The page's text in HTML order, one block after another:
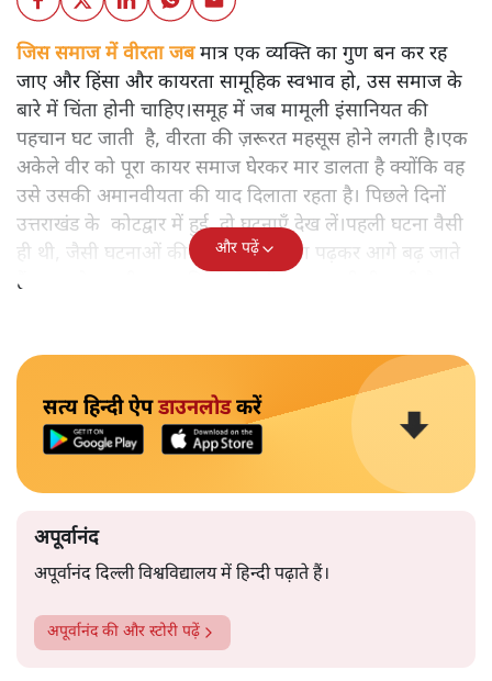
जिस समाज में वीरता जबमात्र एक व्यक्ति का गुण बन कर रह
जाए और हिंसा और कायरता सामूहिक स्वभाव हो, उस समाज के
बारे में चिंता होनी चाहिए।समूह में जब मामूली इंसानियत की
पहचान घट जाती है, वीरता की ज़रूरत महसूस होने लगती है।एक
अकेले वीर को पूरा कायर समाज घेरकर मार डालता है क्योंकि वह
उसे उसकी अमानवीयता की याद दिलाता रहता है। पिछले दिनों
उत्तराखंड के कोटद्वार में हुई दो घटनाएँ देख लें।पहली घटना वैसी
ही थी, जैसी घटनाओं की खबर हम रोज़ाना पढ़कर आगे बढ़ जाते
हैं।भारत के तक़रीबन हर हिस्से से ऐसी खबर आती ही रहती है।
और पढ़ें
सत्य हिन्दी ऐपडाउनलोडकरें
अपूर्वानंद
अपूर्वानंद दिल्ली विश्वविद्यालय में हिन्दी पढ़ाते हैं।
अपूर्वानंदकी और स्टोरी पढ़ें